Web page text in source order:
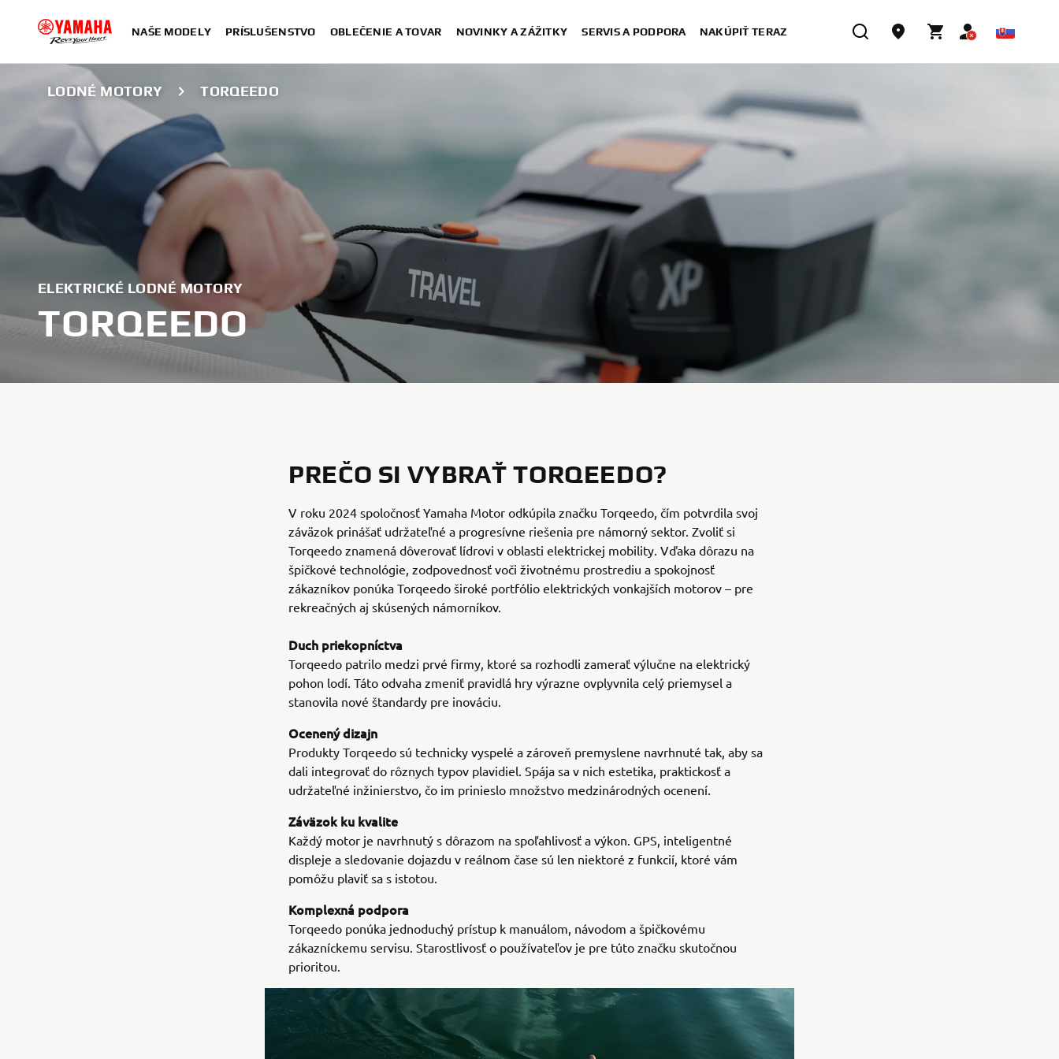
NAŠE MODELY PRÍSLUŠENSTVO OBLEČENIE A TOVAR NOVINKY A ZÁŽITKY SERVIS A PODPORA NAKÚPIŤ TERAZ
LODNÉ MOTORY TORQEEDO
ELEKTRICKÉ LODNÉ MOTORY
TORQEEDO
PREČO SI VYBRAŤ TORQEEDO?
V roku 2024 spoločnosť Yamaha Motor odkúpila značku Torqeedo, čím potvrdila svoj
záväzok prinášať udržateľné a progresívne riešenia pre námorný sektor. Zvoliť si
Torqeedo znamená dôverovať lídrovi v oblasti elektrickej mobility. Vďaka dôrazu na
špičkové technológie, zodpovednosť voči životnému prostrediu a spokojnosť
zákazníkov ponúka Torqeedo široké portfólio elektrických vonkajších motorov – pre
rekreačných aj skúsených námorníkov.
Duch priekopníctva
Torqeedo patrilo medzi prvé firmy, ktoré sa rozhodli zamerať výlučne na elektrický
pohon lodí. Táto odvaha zmeniť pravidlá hry výrazne ovplyvnila celý priemysel a
stanovila nové štandardy pre inováciu.
Ocenený dizajn
Produkty Torqeedo sú technicky vyspelé a zároveň premyslene navrhnuté tak, aby sa
dali integrovať do rôznych typov plavidiel. Spája sa v nich estetika, praktickosť a
udržateľné inžinierstvo, čo im prinieslo množstvo medzinárodných ocenení.
Záväzok ku kvalite
Každý motor je navrhnutý s dôrazom na spoľahlivosť a výkon. GPS, inteligentné
displeje a sledovanie dojazdu v reálnom čase sú len niektoré z funkcií, ktoré vám
pomôžu plaviť sa s istotou.
Komplexná podpora
Torqeedo ponúka jednoduchý prístup k manuálom, návodom a špičkovému
zákazníckemu servisu. Starostlivosť o používateľov je pre túto značku skutočnou
prioritou.